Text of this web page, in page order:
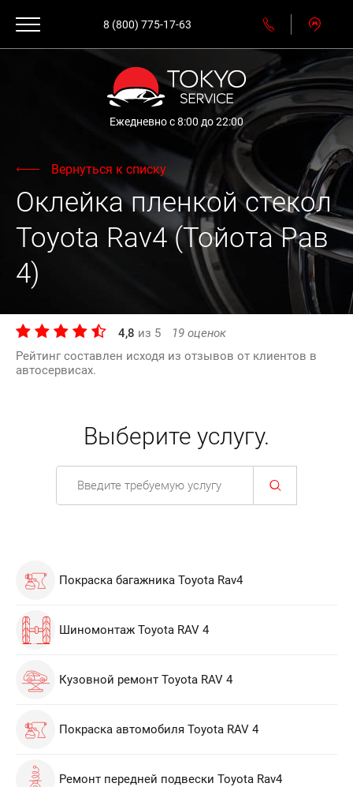
8 (800) 775-17-63
Ежедневно с 8:00 до 22:00
Вернуться к списку
Оклейка пленкой стекол
Toyota Rav4 (Тойота Рав
4)
4,8 из 5 19 оценок
Рейтинг составлен исходя из отзывов от клиентов в
автосервисах.
Выберите услугу.
Покраска багажника Toyota Rav4
Шиномонтаж Toyota RAV 4
Кузовной ремонт Toyota RAV 4
Покраска автомобиля Toyota RAV 4
Ремонт передней подвески Toyota Rav4